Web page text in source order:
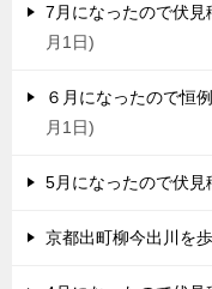
7月になったので伏見
月1日
６月になったので恒
月1日
5月になったので伏見
京都出町柳今出川を